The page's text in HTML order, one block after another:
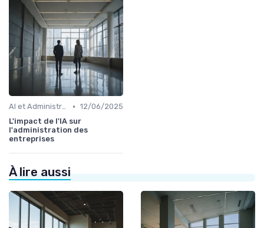
AI et Administration • 12/06/2025
L'impact de l'IA sur
l'administration des
entreprises
À lire aussi